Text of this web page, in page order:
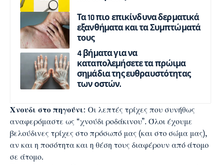
Τα 10 πιο επικίνδυνα δερματικά
εξανθήματα και τα Συμπτώματά
τους
4 βήματα για να
καταπολεμήσετε τα πρώιμα
σημάδια της ευθραυστότητας
των οστών.
Χνουδι στο πηγούνι: Οι λεπτές τρίχες που συνήθως
αναφερόμαστε ως “χνούδι ροδάκινου”. Όλοι έχουμε
βελούδινες τρίχες στο πρόσωπό μας (και στο σώμα μας),
αν και η ποσότητα και η θέση τους διαφέρουν από άτομο
σε άτομο.